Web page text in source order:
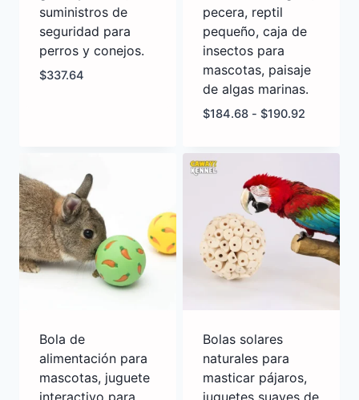
suministros de
seguridad para
perros y conejos.
$337.64
pecera, reptil
pequeño, caja de
insectos para
mascotas, paisaje
de algas marinas.
$184.68 - $190.92
Bola de
alimentación para
mascotas, juguete
interactivo para
Bolas solares
naturales para
masticar pájaros,
juguetes suaves de